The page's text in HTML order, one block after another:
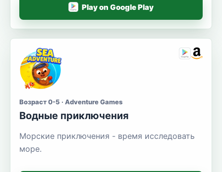
Play on Google Play
Возраст 0-5 · Adventure Games
Водные приключения
Морские приключения - время исследовать
море.